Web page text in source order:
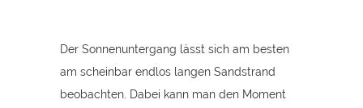
Der Sonnenuntergang lässt sich am besten
am scheinbar endlos langen Sandstrand
beobachten. Dabei kann man den Moment